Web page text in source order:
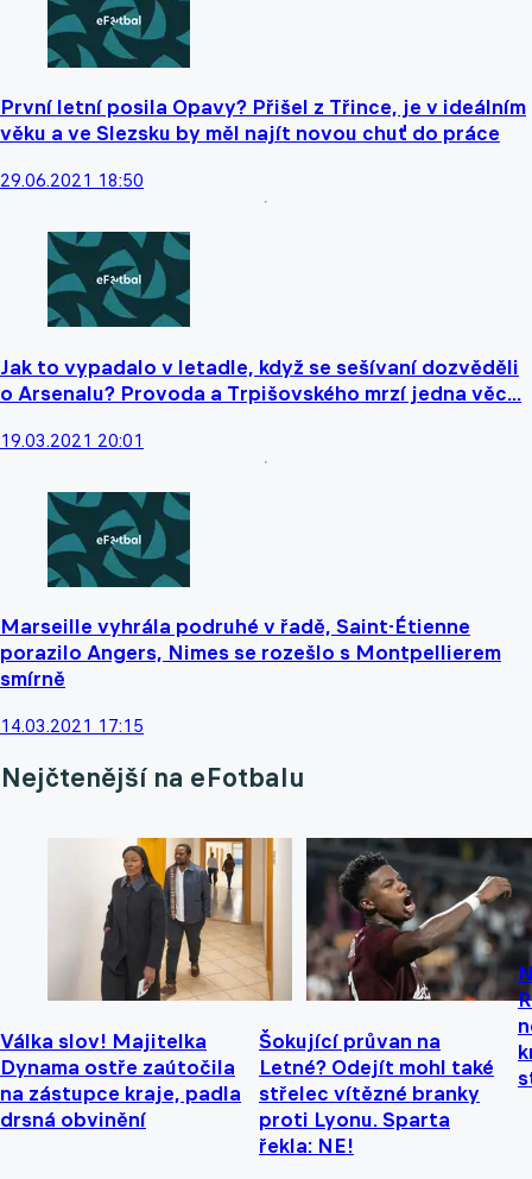
První letní posila Opavy? Přišel z Třince, je v ideálním
věku a ve Slezsku by měl najít novou chuť do práce
29.06.2021 18:50
Jak to vypadalo v letadle, když se sešívaní dozvěděli
o Arsenalu? Provoda a Trpišovského mrzí jedna věc...
19.03.2021 20:01
Marseille vyhrála podruhé v řadě, Saint-Étienne
porazilo Angers, Nimes se rozešlo s Montpellierem
smírně
14.03.2021 17:15
Nejčtenější na eFotbalu
Válka slov! Majitelka
Dynama ostře zaútočila
na zástupce kraje, padla
drsná obvinění
Šokující průvan na
Letné? Odejít mohl také
střelec vítězné branky
proti Lyonu. Sparta
řekla: NE!